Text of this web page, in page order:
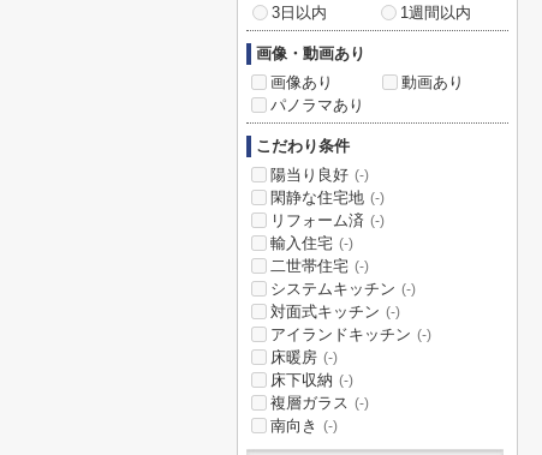
3日以内
1週間以内
画像・動画あり
画像あり
動画あり
パノラマあり
こだわり条件
陽当り良好 (-)
閑静な住宅地 (-)
リフォーム済 (-)
輸入住宅 (-)
二世帯住宅 (-)
システムキッチン (-)
対面式キッチン (-)
アイランドキッチン (-)
床暖房 (-)
床下収納 (-)
複層ガラス (-)
南向き (-)